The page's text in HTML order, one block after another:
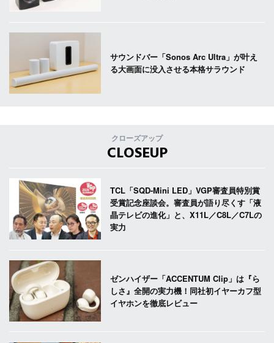
サウンドバー「Sonos Arc Ultra」が叶え
る大画面に没入させる本格サラウンド
クローズアップ
CLOSEUP
TCL「SQD-Mini LED」VGP審査員特別賞
受賞記念座談会。審査員が語り尽くす「液
晶テレビの進化」と、X11L／C8L／C7Lの
実力
ゼンハイザー「ACCENTUM Clip」は『ら
しさ』全開の実力機！同社初イヤーカフ型
イヤホンを徹底レビュー